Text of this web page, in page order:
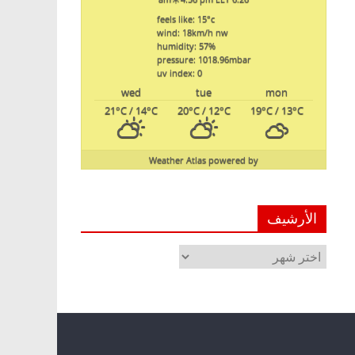
feels like: 15°c
wind: 18km/h nw
humidity: 57%
pressure: 1018.96mbar
uv index: 0
mon
tue
wed
19°C/ 13°C
20°C/ 12°C
21°C/ 14°C
powered by
Weather Atlas
الأرشيف
الأرشيف